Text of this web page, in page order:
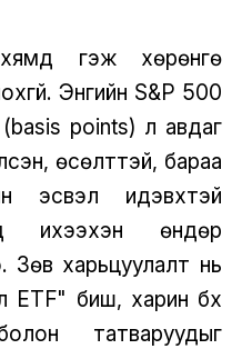
хямд гэж хөрөнгө
Энгийн S&P 500
points) л авдаг
өсөлттэй, бараа
эсвэл идэвхтэй
ихээхэн өндөр
Зөв харьцуулалт нь
ETF" биш, харин бүх
татваруудыг